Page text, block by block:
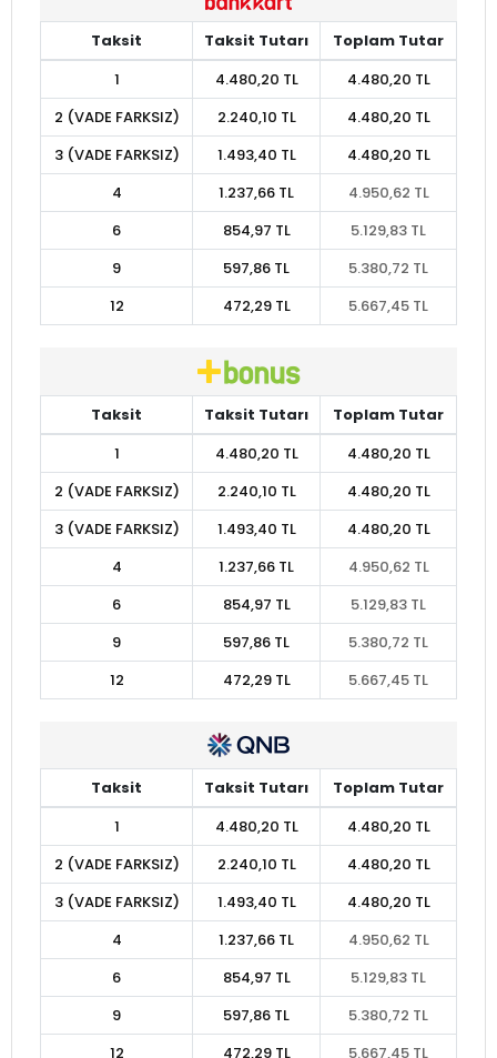
Taksit Taksit Tutarı
Toplam Tutar
1
4.480,20 TL
4.480,20 TL
2 (VADE FARKSIZ)
2.240,10 TL
4.480,20 TL
3 (VADE FARKSIZ)
1.493,40 TL
4.480,20 TL
4
1.237,66 TL
4.950,62 TL
6
854,97 TL
5.129,83 TL
9
597,86 TL
5.380,72 TL
12
472,29 TL 5.667,45 TL
Taksit Taksit Tutarı
Toplam Tutar
1
4.480,20 TL
4.480,20 TL
2 (VADE FARKSIZ)
2.240,10 TL
4.480,20 TL
3 (VADE FARKSIZ)
1.493,40 TL
4.480,20 TL
4
1.237,66 TL
4.950,62 TL
6
854,97 TL
5.129,83 TL
9
597,86 TL
5.380,72 TL
12
472,29 TL 5.667,45 TL
Taksit Taksit Tutarı
Toplam Tutar
1
4.480,20 TL
4.480,20 TL
2 (VADE FARKSIZ)
2.240,10 TL
4.480,20 TL
3 (VADE FARKSIZ)
1.493,40 TL
4.480,20 TL
4
1.237,66 TL
4.950,62 TL
6
854,97 TL
5.129,83 TL
9
597,86 TL
5.380,72 TL
12
472,29 TL 5.667,45 TL